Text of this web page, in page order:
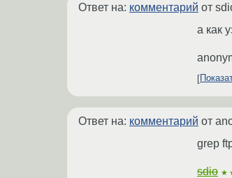
Ответ на: комментарий от
а как
Ответ на: комментарий от
grep
sdio